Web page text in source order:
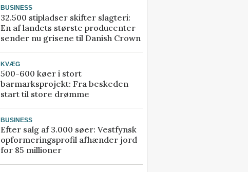
BUSINESS
32.500 stipladser skifter slagteri:
En af landets største producenter
sender nu grisene til Danish Crown
KVÆG
500-600 køer i stort
barmarksprojekt: Fra beskeden
start til store drømme
BUSINESS
Efter salg af 3.000 søer: Vestfynsk
opformeringsprofil afhænder jord
for 85 millioner